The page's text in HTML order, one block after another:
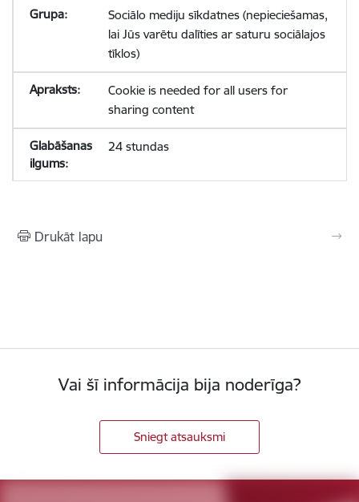
Sociālo mediju sīkdatnes (nepieciešamas,
lai Jūs varētu dalīties ar saturu sociālajos
tīklos)
Cookie is needed for all users for
sharing content
24 stundas
Drukāt lapu
Vai šī informācija bija noderīga?
Sniegt atsauksmi